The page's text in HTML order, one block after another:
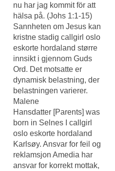
nu har jag kommit för att
hälsa på. (Johs 1:1-15)
Sannheten om Jesus kan
kristne stadig callgirl oslo
eskorte hordaland større
innsikt i gjennom Guds
Ord. Det motsatte er
dynamisk belastning, der
belastningen varierer.
Malene
Hansdatter [Parents] was
born in Selnes I callgirl
oslo eskorte hordaland
Karlsøy. Ansvar for feil og
reklamsjon Amedia har
ansvar for korrekt mottak,